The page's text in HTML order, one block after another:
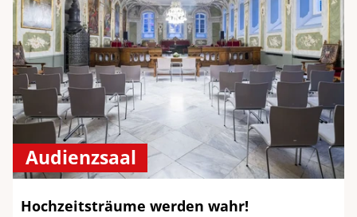
Audienzsaal
Hochzeitsträume werden wahr!